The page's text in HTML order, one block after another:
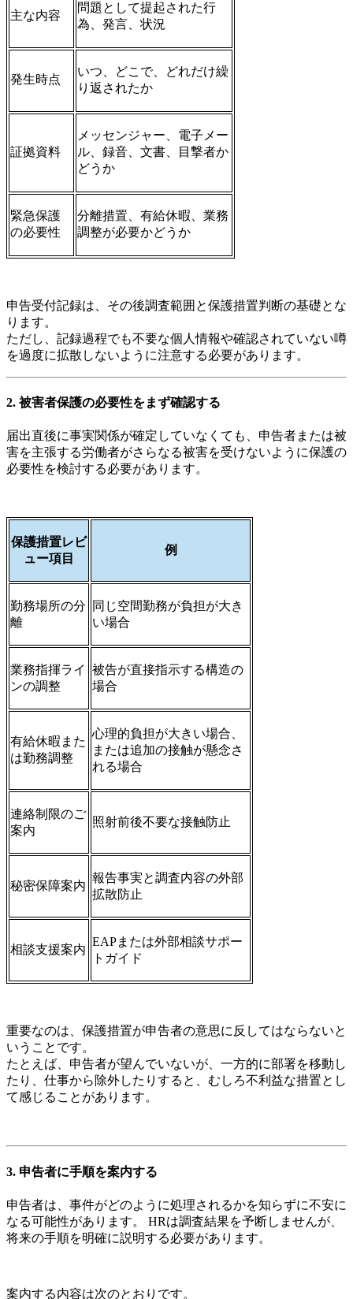
主な内容
問題として提起された行
為、発言、状況
発生時点
いつ、どこで、どれだけ繰
り返されたか
証拠資料
メッセンジャー、電子メー
ル、録音、文書、目撃者か
どうか
緊急保護
の必要性
分離措置、有給休暇、業務
調整が必要かどうか
申告受付記録は、その後調査範囲と保護措置判断の基礎とな
ります。
ただし、記録過程でも不要な個人情報や確認されていない噂
を過度に拡散しないように注意する必要があります。
2. 被害者保護の必要性をまず確認する
届出直後に事実関係が確定していなくても、申告者または被
害を主張する労働者がさらなる被害を受けないように保護の
必要性を検討する必要があります。
保護措置レビ
ュー項目
例
勤務場所の分
離
同じ空間勤務が負担が大き
い場合
業務指揮ライ
ンの調整
被告が直接指示する構造の
場合
有給休暇また
は勤務調整
心理的負担が大きい場合、
または追加の接触が懸念さ
れる場合
連絡制限のご
案内
照射前後不要な接触防止
秘密保障案内
報告事実と調査内容の外部
拡散防止
相談支援案内
EAPまたは外部相談サポー
トガイド
重要なのは、保護措置が申告者の意思に反してはならないと
いうことです。
たとえば、申告者が望んでいないが、一方的に部署を移動し
たり、仕事から除外したりすると、むしろ不利益な措置とし
て感じることがあります。
3. 申告者に手順を案内する
申告者は、事件がどのように処理されるかを知らずに不安に
なる可能性があります。 HRは調査結果を予断しませんが、
将来の手順を明確に説明する必要があります。
案内する内容は次のとおりです。